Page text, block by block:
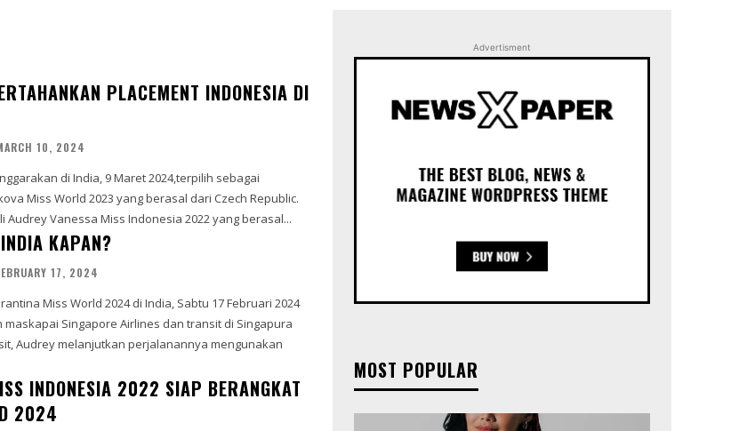
PLACEMENT INDONESIA DI
10, 2024
di India, 9 Maret 2024,terpilih sebagai
Miss World 2023 yang berasal dari Czech Republic.
Vanessa Miss Indonesia 2022 yang berasal...
KAPAN?
17, 2024
Miss World 2024 di India, Sabtu 17 Februari 2024
INDONESIA 2022 SIAP BERANGKAT
2024
Advertisment
MOST POPULAR